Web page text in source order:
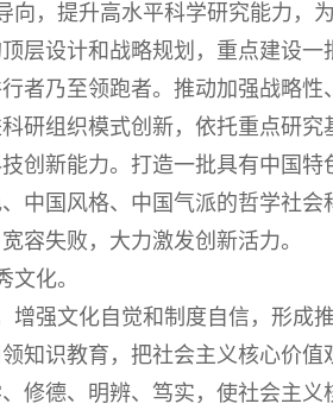
，提升高水平科学研究能力，
层设计和战略规划，重点建设
者乃至领跑者。推动加强战略
研组织模式创新，依托重点研
创新能力。打造一批具有中国
中国风格、中国气派的哲学社
容失败，大力激发创新活力。
化。
强文化自觉和制度自信，形成
知识教育，把社会主义核心价
修德、明辨、笃实，使社会主